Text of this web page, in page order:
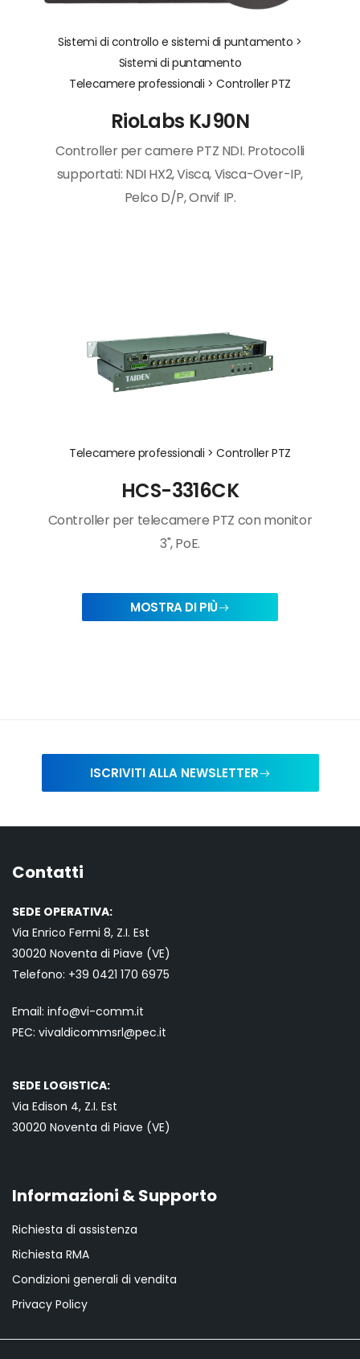
Sistemi di controllo e sistemi di puntamento >
Sistemi di puntamento
Telecamere professionali >Controller PTZ
RioLabs KJ90N
Controller per camere PTZ NDI. Protocolli
supportati: NDI HX2, Visca, Visca-Over-IP,
Pelco D/P, Onvif IP.
Telecamere professionali >Controller PTZ
HCS-3316CK
Controller per telecamere PTZ con monitor
3", PoE.
MOSTRA DI PIÙ
ISCRIVITI ALLA NEWSLETTER
Contatti
SEDE OPERATIVA:
Via Enrico Fermi 8, Z.I. Est
30020 Noventa di Piave (VE)
Telefono: +39 0421 170 6975
Email: info@vi-comm.it
PEC: vivaldicommsrl@pec.it
SEDE LOGISTICA:
Via Edison 4, Z.I. Est
30020 Noventa di Piave (VE)
Informazioni & Supporto
Richiesta di assistenza
Richiesta RMA
Condizioni generali di vendita
Privacy Policy